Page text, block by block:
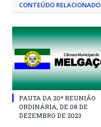
CONTEÚDO RELACIONADO
PAUTA DA 20ª REUNIÃO
ORDINÁRIA, DE 08 DE
DEZEMBRO DE 2023